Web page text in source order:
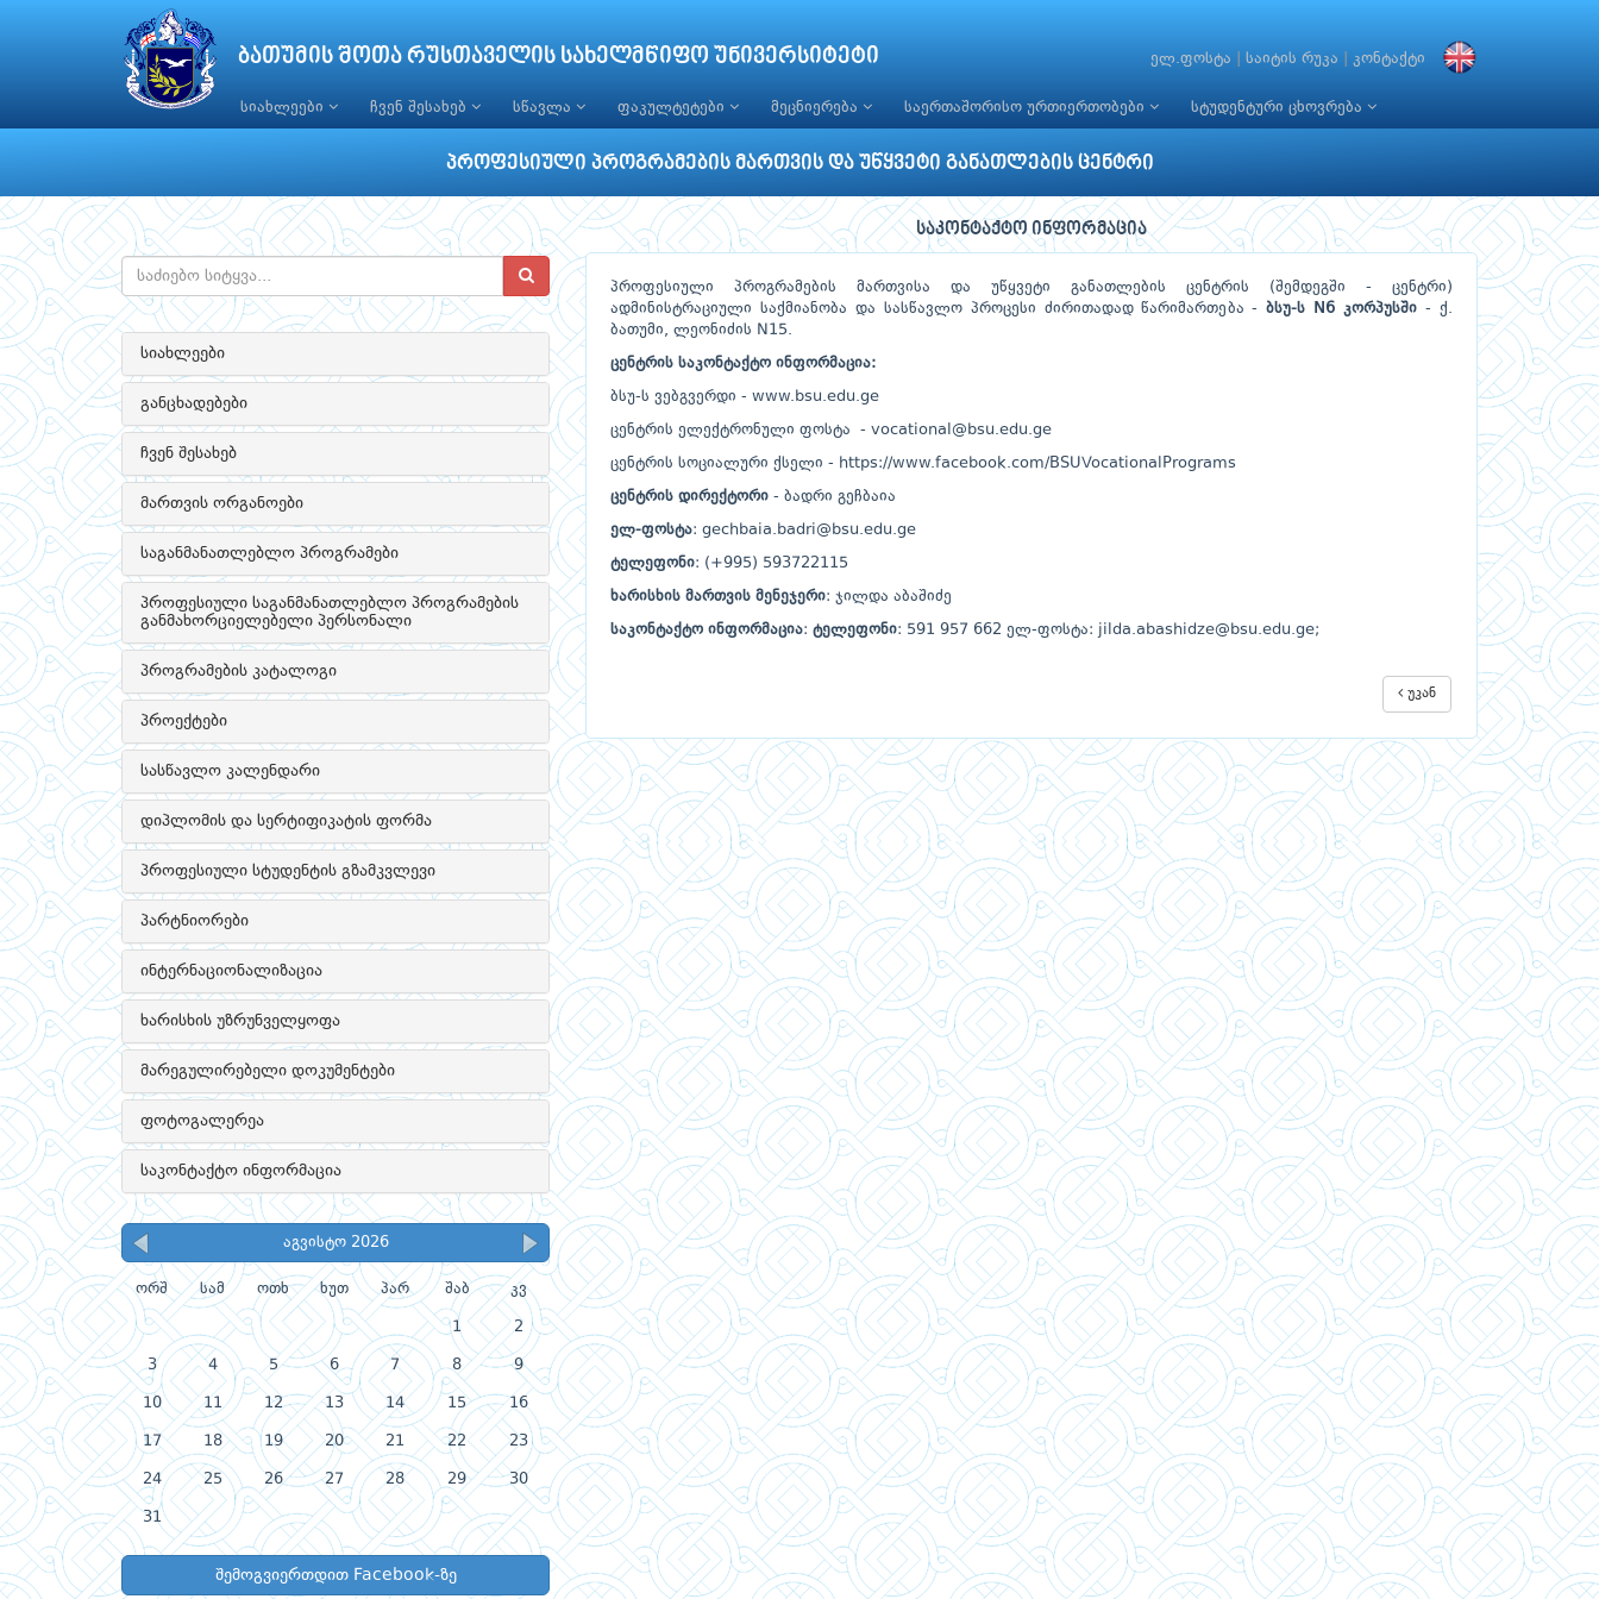
ბათუმის შოთა რუსთაველის სახელმწიფო უნივერსიტეტი ელ.ფოსტა საიტის რუკა კონტაქტი
სიახლეები ჩვენ შესახებ სწავლა ფაკულტეტები მეცნიერება საერთაშორისო ურთიერთობები სტუდენტური ცხოვრება
პროფესიული პროგრამების მართვის და უწყვეტი განათლების ცენტრი
სიახლეები
განცხადებები
ჩვენ შესახებ
მართვის ორგანოები
საგანმანათლებლო პროგრამები
პროფესიული საგანმანათლებლო პროგრამების
განმახორციელებელი პერსონალი
პროგრამების კატალოგი
პროექტები
სასწავლო კალენდარი
დიპლომის და სერტიფიკატის ფორმა
პროფესიული სტუდენტის გზამკვლევი
პარტნიორები
ინტერნაციონალიზაცია
ხარისხის უზრუნველყოფა
მარეგულირებელი დოკუმენტები
ფოტოგალერეა
საკონტაქტო ინფორმაცია
აგვისტო 2026
ორშ სამ ოთხ ხუთ პარ შაბ კვ
1 2
3 4 5 6 7 8 9
10 11 12 13 14 15 16
17 18 19 20 21 22 23
24 25 26 27 28 29 30
31
შემოგვიერთდით Facebook-ზე
საკონტაქტო ინფორმაცია
პროფესიული პროგრამების მართვისა და უწყვეტი განათლების ცენტრის (შემდეგში - ცენტრი)
ადმინისტრაციული საქმიანობა და სასწავლო პროცესი ძირითადად წარიმართება -ბსუ-ს N6კორპუსში- ქ.
ბათუმი, ლეონიძის N15.
ცენტრის საკონტაქტო ინფორმაცია:
ბსუ-ს ვებგვერდი - www.bsu.edu.ge
ცენტრის ელექტრონული ფოსტა - vocational@bsu.edu.ge
ცენტრის სოციალური ქსელი - https://www.facebook.com/BSUVocationalPrograms
ცენტრის დირექტორი - ბადრი გეჩბაია
ელ-ფოსტა: gechbaia.badri@bsu.edu.ge
ტელეფონი: (+995) 593722115
ხარისხის მართვის მენეჯერი: ჯილდა აბაშიძე
საკონტაქტო ინფორმაცია: ტელეფონი: 591 957 662 ელ-ფოსტა: jilda.abashidze@bsu.edu.ge;
უკან